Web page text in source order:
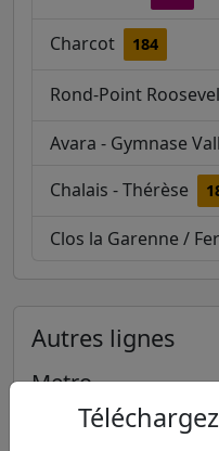
Charcot 184
Rond-Point
Avara - Gymnase
Chalais - Thérèse
Clos la Garenne /
Autres lignes
Metro
2 3